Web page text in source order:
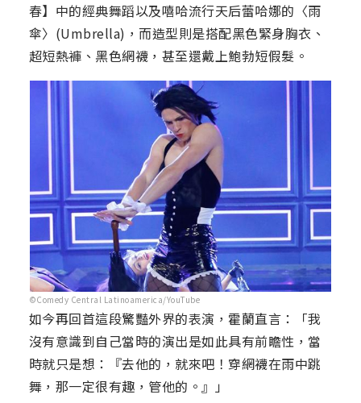
春】中的經典舞蹈以及嘻哈流行天后蕾哈娜的〈雨
傘〉(Umbrella)，而造型則是搭配黑色緊身胸衣、
超短熱褲、黑色網襪，甚至還戴上鮑勃短假髮。
©Comedy Central Latinoamerica/YouTube
如今再回首這段驚豔外界的表演，霍蘭直言：「我
沒有意識到自己當時的演出是如此具有前瞻性，當
時就只是想：『去他的，就來吧！穿網襪在雨中跳
舞，那一定很有趣，管他的。』」